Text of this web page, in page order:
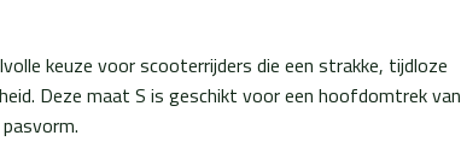
keuze voor scooterrijders die een strakke, tijdloze
Deze maat S is geschikt voor een hoofdomtrek van